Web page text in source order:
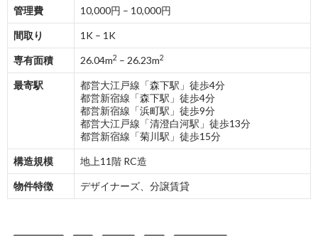
管理費 10,000円 – 10,000円
間取り 1K – 1K
専有面積 26.04m2 – 26.23m2
最寄駅
都営大江戸線「森下駅」徒歩4分
都営新宿線「森下駅」徒歩4分
都営新宿線「浜町駅」徒歩9分
都営大江戸線「清澄白河駅」徒歩13分
都営新宿線「菊川駅」徒歩15分
構造規模 地上11階 RC造
物件特徴 デザイナーズ、分譲賃貸